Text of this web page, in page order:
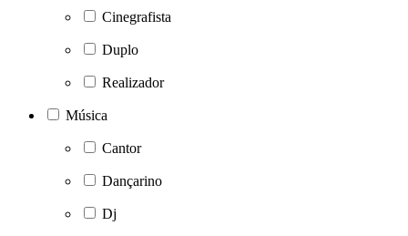
Cinegrafista
Duplo
Realizador
Música
Cantor
Dançarino
Dj